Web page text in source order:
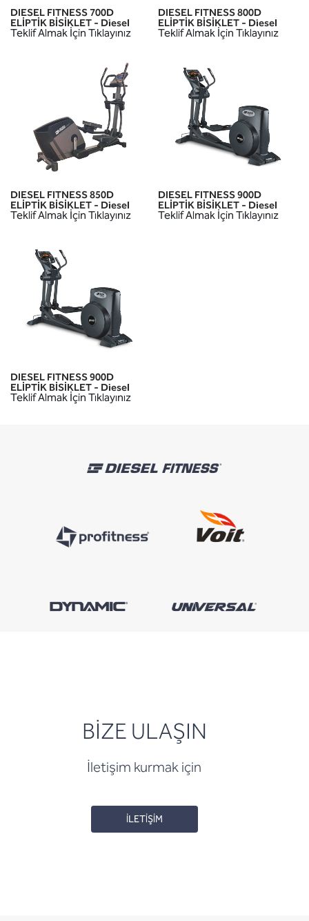
DIESEL FITNESS 700D
ELİPTİK BİSİKLET - Diesel
Teklif Almak İçin Tıklayınız
DIESEL FITNESS 800D
ELİPTİK BİSİKLET - Diesel
Teklif Almak İçin Tıklayınız
DIESEL FITNESS 850D
ELİPTİK BİSİKLET - Diesel
Teklif Almak İçin Tıklayınız
DIESEL FITNESS 900D
ELİPTİK BİSİKLET - Diesel
Teklif Almak İçin Tıklayınız
DIESEL FITNESS 900D
ELİPTİK BİSİKLET - Diesel
Teklif Almak İçin Tıklayınız
BİZE ULAŞIN
İletişim kurmak için
İLETİŞİM